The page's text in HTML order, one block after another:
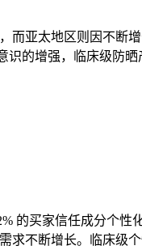
亚太地区则因不断
的增强，临床级防
的买家信任成分个
求不断增长。临床级